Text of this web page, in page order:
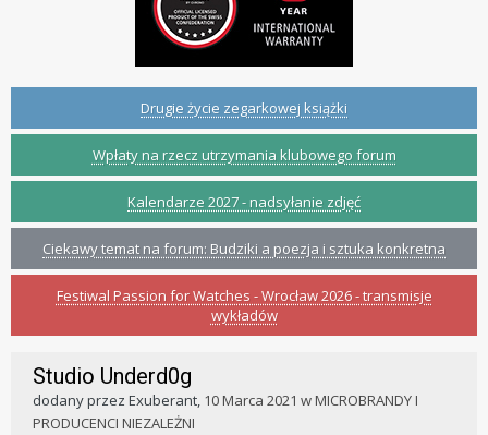
Drugie życie zegarkowej książki
Wpłaty na rzecz utrzymania klubowego forum
Kalendarze 2027 - nadsyłanie zdjęć
Ciekawy temat na forum: Budziki a poezja i sztuka konkretna
Festiwal Passion for Watches - Wrocław 2026 - transmisje
wykładów
Studio Underd0g
dodany przez Exuberant, 10 Marca 2021 wMICROBRANDY I
PRODUCENCI NIEZALEŻNI